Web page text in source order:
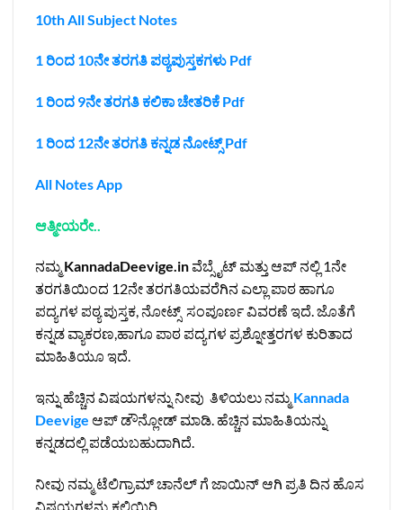
10th All Subject Notes
1 ರಿಂದ 10ನೇ ತರಗತಿ ಪಠ್ಯಪುಸ್ತಕಗಳು Pdf
1 ರಿಂದ 9ನೇ ತರಗತಿ ಕಲಿಕಾ ಚೇತರಿಕೆ Pdf
1 ರಿಂದ 12ನೇ ತರಗತಿ ಕನ್ನಡ ನೋಟ್ಸ್‌ Pdf
All Notes App
ಆತ್ಮೀಯರೇ..
ನಮ್ಮKannadaDeevige.inವೆಬ್ಸೈಟ್ ಮತ್ತು ಆಪ್ ನಲ್ಲಿ 1ನೇ
ತರಗತಿಯಿಂದ 12ನೇ ತರಗತಿಯವರೆಗಿನ ಎಲ್ಲಾ ಪಾಠ ಹಾಗೂ
ಪದ್ಯಗಳ ಪಠ್ಯ ಪುಸ್ತಕ, ನೋಟ್ಸ್ ಸಂಪೂರ್ಣ ವಿವರಣೆ ಇದೆ. ಜೊತೆಗೆ
ಕನ್ನಡ ವ್ಯಾಕರಣ,ಹಾಗೂ ಪಾಠ ಪದ್ಯಗಳ ಪ್ರಶ್ನೋತ್ತರಗಳ ಕುರಿತಾದ
ಮಾಹಿತಿಯೂ ಇದೆ.
ಇನ್ನು ಹೆಚ್ಚಿನ ವಿಷಯಗಳನ್ನು ನೀವು ತಿಳಿಯಲು ನಮ್ಮKannada
Deevige ಆಪ್ ಡೌನ್ಲೋಡ್ ಮಾಡಿ. ಹೆಚ್ಚಿನ ಮಾಹಿತಿಯನ್ನು
ಕನ್ನಡದಲ್ಲಿ ಪಡೆಯಬಹುದಾಗಿದೆ.
ನೀವು ನಮ್ಮ ಟೆಲಿಗ್ರಾಮ್ ಚಾನೆಲ್ ಗೆ ಜಾಯಿನ್ ಆಗಿ ಪ್ರತಿ ದಿನ ಹೊಸ
ವಿಷಯಗಳನ್ನು ಕಲಿಯಿರಿ